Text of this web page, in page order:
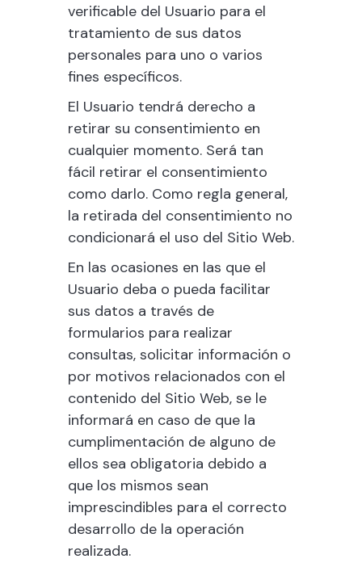
verificable del Usuario para el
tratamiento de sus datos
personales para uno o varios
fines específicos.
El Usuario tendrá derecho a
retirar su consentimiento en
cualquier momento. Será tan
fácil retirar el consentimiento
como darlo. Como regla general,
la retirada del consentimiento no
condicionará el uso del Sitio Web.
En las ocasiones en las que el
Usuario deba o pueda facilitar
sus datos a través de
formularios para realizar
consultas, solicitar información o
por motivos relacionados con el
contenido del Sitio Web, se le
informará en caso de que la
cumplimentación de alguno de
ellos sea obligatoria debido a
que los mismos sean
imprescindibles para el correcto
desarrollo de la operación
realizada.